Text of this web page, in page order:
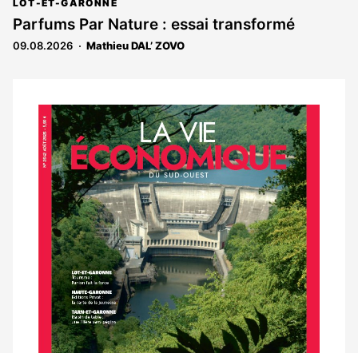
réservé
aux
LOT-ET-GARONNE
Parfums Par Nature : essai transformé
09.08.2026 Mathieu DAL’ ZOVO
Notre
dernier
magazine